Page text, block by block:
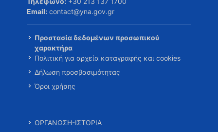
Email: contact@yna.gov.gr
Προστασία δεδομένων προσωπικού
χαρακτήρα
Πολιτική για αρχεία καταγραφής και cookies
Δήλωση προσβασιμότητας
Όροι χρήσης
ΟΡΓΑΝΩΣΗ-ΙΣΤΟΡΙΑ